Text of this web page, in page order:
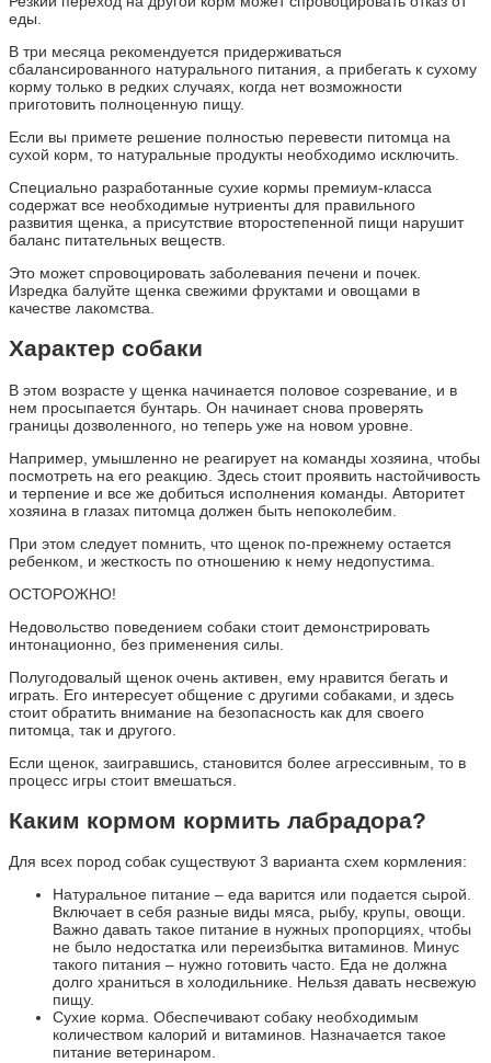
еды.
В три месяца рекомендуется придерживаться
сбалансированного натурального питания, а прибегать к сухому
корму только в редких случаях, когда нет возможности
приготовить полноценную пищу.
Если вы примете решение полностью перевести питомца на
сухой корм, то натуральные продукты необходимо исключить.
Специально разработанные сухие кормы премиум-класса
содержат все необходимые нутриенты для правильного
развития щенка, а присутствие второстепенной пищи нарушит
баланс питательных веществ.
Это может спровоцировать заболевания печени и почек.
Изредка балуйте щенка свежими фруктами и овощами в
качестве лакомства.
Характер собаки
В этом возрасте у щенка начинается половое созревание, и в
нем просыпается бунтарь. Он начинает снова проверять
границы дозволенного, но теперь уже на новом уровне.
Например, умышленно не реагирует на команды хозяина, чтобы
посмотреть на его реакцию. Здесь стоит проявить настойчивость
и терпение и все же добиться исполнения команды. Авторитет
хозяина в глазах питомца должен быть непоколебим.
При этом следует помнить, что щенок по-прежнему остается
ребенком, и жесткость по отношению к нему недопустима.
ОСТОРОЖНО!
Недовольство поведением собаки стоит демонстрировать
интонационно, без применения силы.
Полугодовалый щенок очень активен, ему нравится бегать и
играть. Его интересует общение с другими собаками, и здесь
стоит обратить внимание на безопасность как для своего
питомца, так и другого.
Если щенок, заигравшись, становится более агрессивным, то в
процесс игры стоит вмешаться.
Каким кормом кормить лабрадора?
Для всех пород собак существуют 3 варианта схем кормления:
Натуральное питание – еда варится или подается сырой.
Включает в себя разные виды мяса, рыбу, крупы, овощи.
Важно давать такое питание в нужных пропорциях, чтобы
не было недостатка или переизбытка витаминов. Минус
такого питания – нужно готовить часто. Еда не должна
долго храниться в холодильнике. Нельзя давать несвежую
пищу.
Сухие корма. Обеспечивают собаку необходимым
количеством калорий и витаминов. Назначается такое
питание ветеринаром.